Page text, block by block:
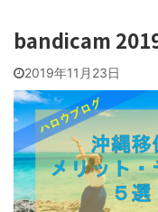
bandicam
2019年11月23日